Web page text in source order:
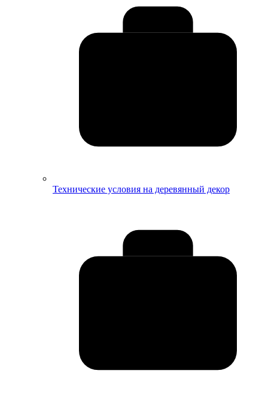
Технические условия на деревянный декор